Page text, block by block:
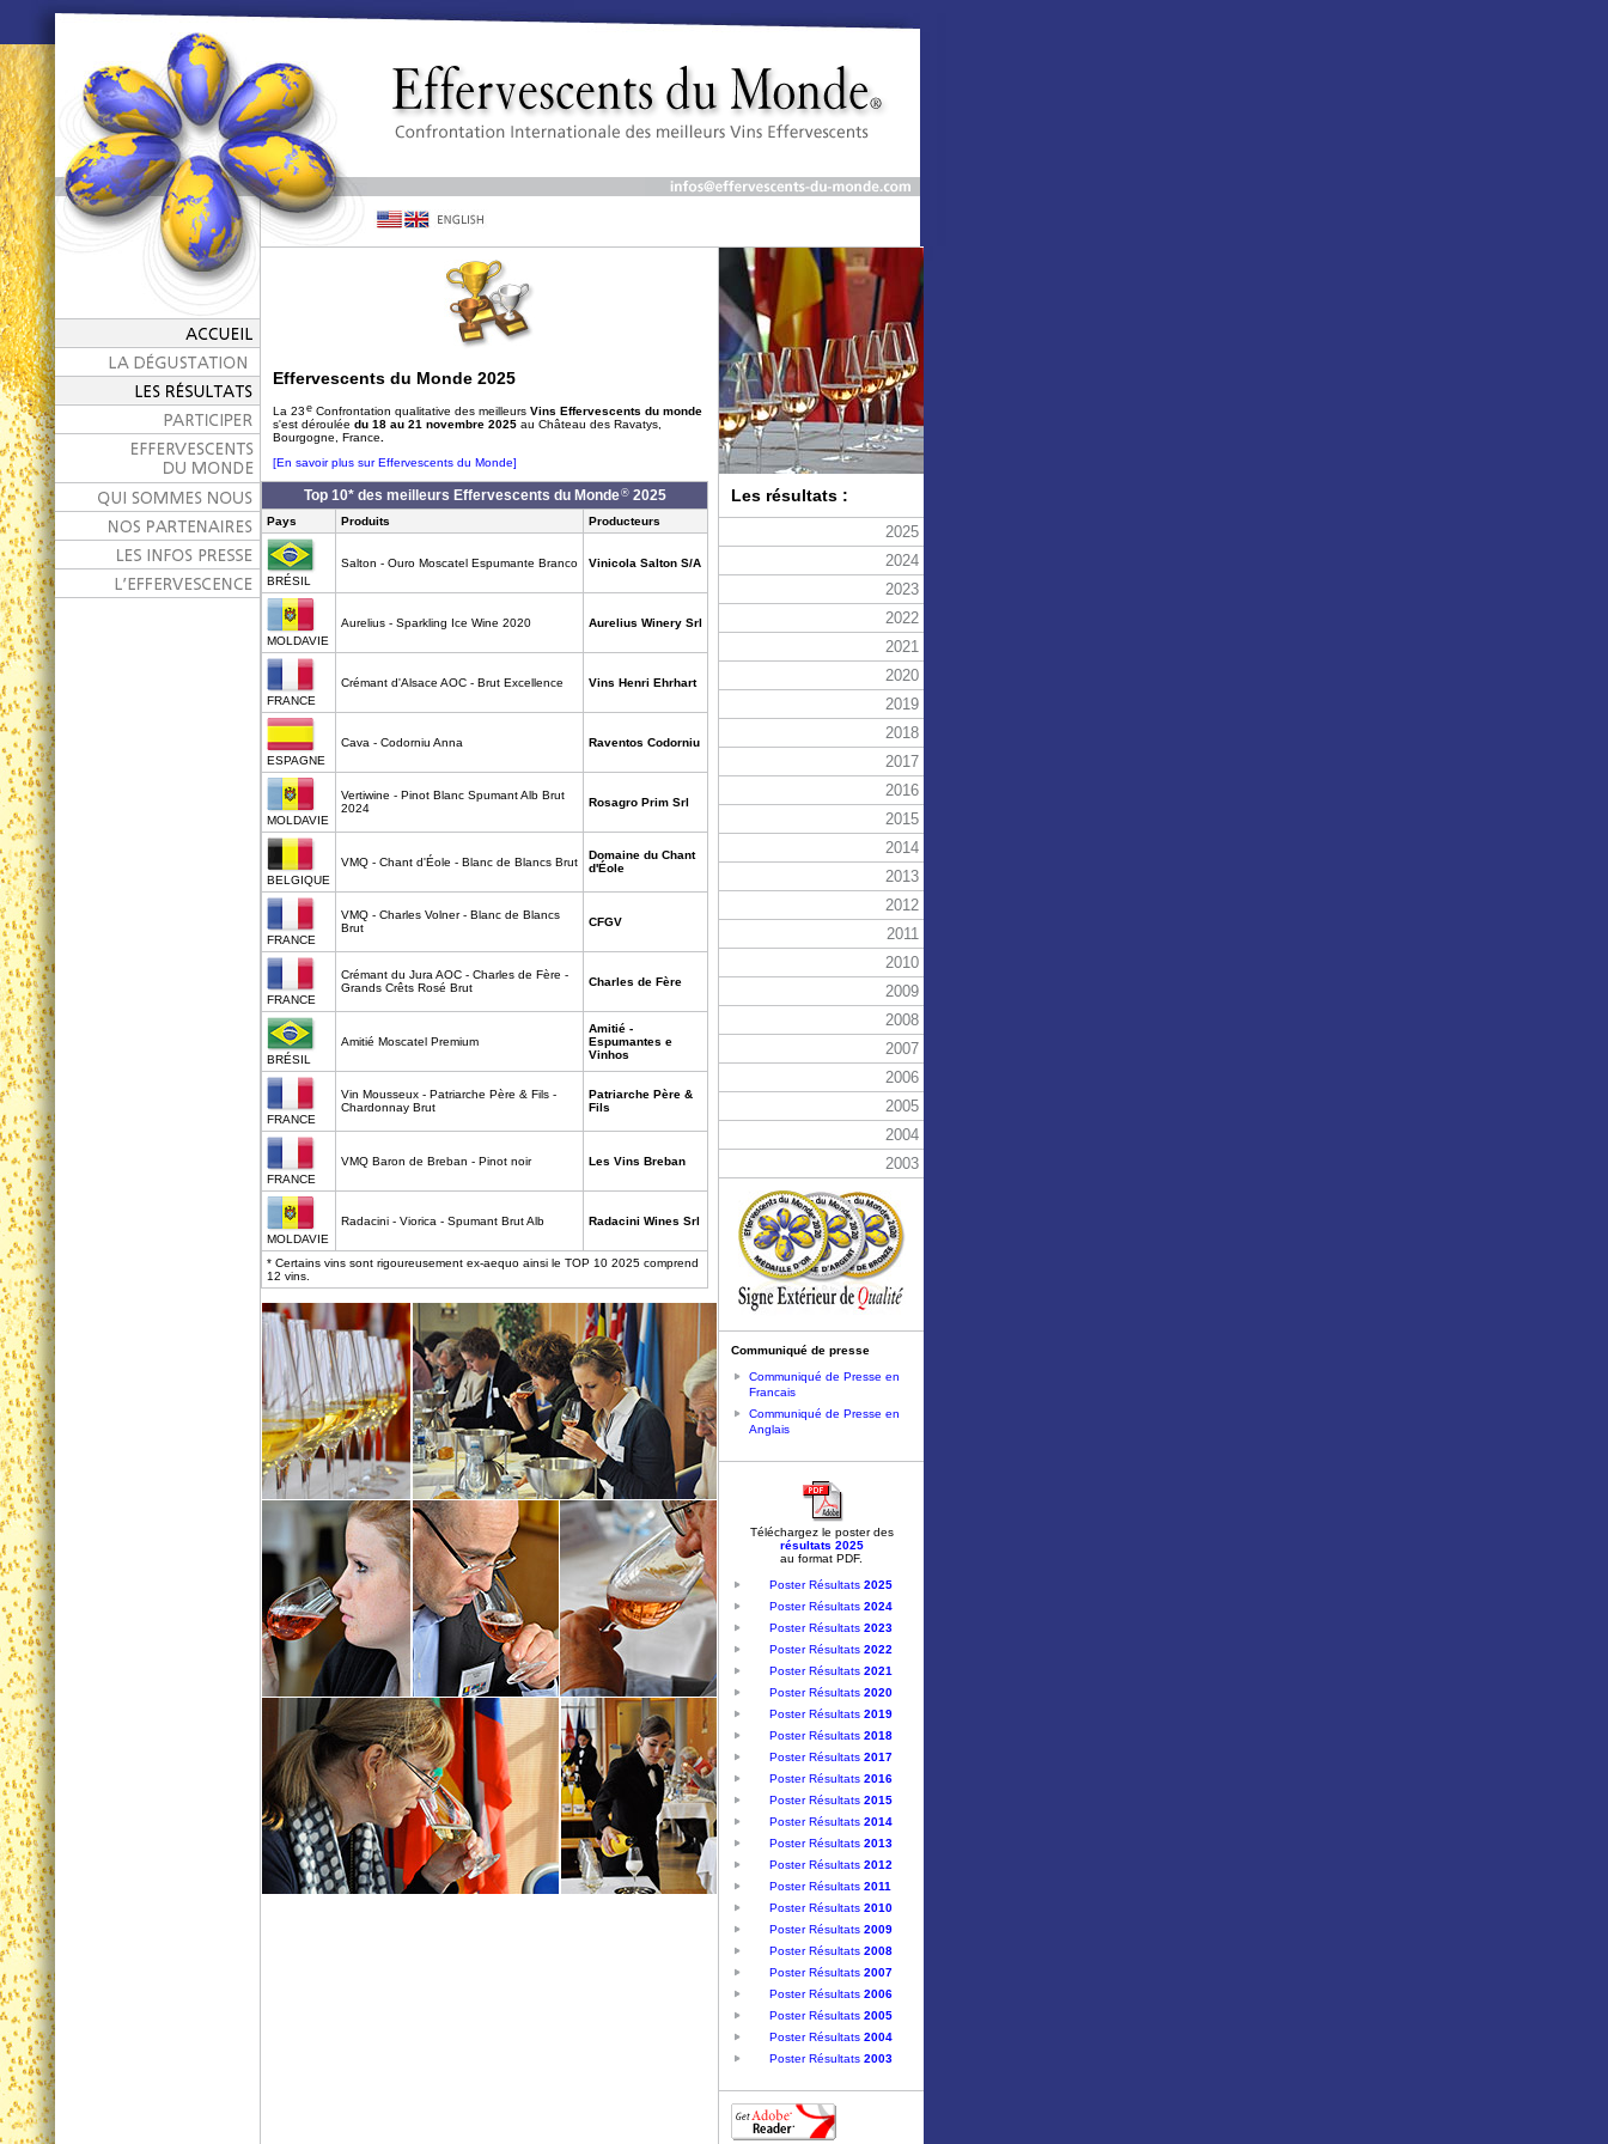
Effervescents du Monde 2025
La 23 e Confrontation qualitative des meilleurs Vins Effervescents du monde
s'est déroulée du 18 au 21 novembre 2025 au Château des Ravatys,
Bourgogne, France
[En savoir plus sur Effervescents du Monde]
Top 10* des meilleurs Effervescents du Monde®2025
Pays Produits Producteurs
BRÉSIL
Salton - Ouro Moscatel Espumante Branco Vinicola Salton S/A
MOLDAVIE
Aurelius - Sparkling Ice Wine 2020 Aurelius Winery Srl
FRANCE
Crémant d'Alsace AOC - Brut Excellence Vins Henri Ehrhart
ESPAGNE
Cava - Codorniu Anna Raventos Codorniu
MOLDAVIE
Vertiwine - Pinot Blanc Spumant Alb Brut
2024
Rosagro Prim Srl
BELGIQUE
VMQ - Chant d'Éole - Blanc de Blancs Brut
Domaine du Chant
d'Éole
FRANCE
VMQ - Charles Volner - Blanc de Blancs
Brut
CFGV
FRANCE
Crémant du Jura AOC - Charles de Fère -
Grands Crêts Rosé Brut
Charles de Fère
BRÉSIL
Amitié Moscatel Premium
Amitié -
Espumantes e
Vinhos
FRANCE
Vin Mousseux - Patriarche Père & Fils -
Chardonnay Brut
Patriarche Père &
Fils
FRANCE
VMQ Baron de Breban - Pinot noir Les Vins Breban
MOLDAVIE
Radacini - Viorica - Spumant Brut Alb Radacini Wines Srl
* Certains vins sont rigoureusement ex-aequo ainsi le TOP 10 2025 comprend
12 vins.
Les résultats :
2025
2024
2023
2022
2021
2020
2019
2018
2017
2016
2015
2014
2013
2012
2011
2010
2009
2008
2007
2006
2005
2004
2003
Communiqué de presse
Communiqué de Presse en
Francais
Communiqué de Presse en
Anglais
Téléchargez le poster des
résultats 2025
au format PDF.
Poster Résultats 2025
Poster Résultats 2024
Poster Résultats 2023
Poster Résultats 2022
Poster Résultats 2021
Poster Résultats 2020
Poster Résultats 2019
Poster Résultats 2018
Poster Résultats 2017
Poster Résultats 2016
Poster Résultats 2015
Poster Résultats 2014
Poster Résultats 2013
Poster Résultats 2012
Poster Résultats 2011
Poster Résultats 2010
Poster Résultats 2009
Poster Résultats 2008
Poster Résultats 2007
Poster Résultats 2006
Poster Résultats 2005
Poster Résultats 2004
Poster Résultats 2003